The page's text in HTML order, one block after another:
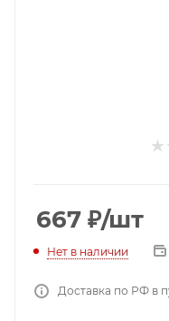
667 ₽/шт
Нет в наличии
Доставка по РФ в